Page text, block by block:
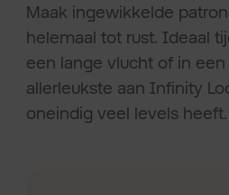
Maak ingewikkelde
helemaal tot rust. Ideaal
een lange vlucht of in
allerleukste aan Infinity
oneindig veel levels heeft.